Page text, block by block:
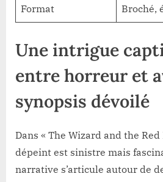
Format Broché,
Une intrigue
entre horreur et
synopsis dévoilé
Dans « The Wizard and the
dépeint est sinistre mais
narrative s’articule autour de